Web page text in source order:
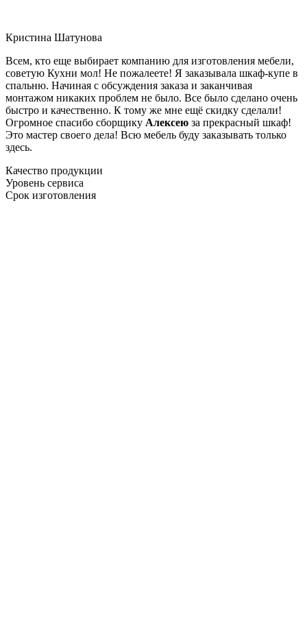
Кристина Шатунова
Всем, кто еще выбирает компанию для изготовления мебели,
советую Кухни мол! Не пожалеете! Я заказывала шкаф-купе в
спальню. Начиная с обсуждения заказа и заканчивая
монтажом никаких проблем не было. Все было сделано очень
быстро и качественно. К тому же мне ещё скидку сделали!
Огромное спасибо сборщику Алексею за прекрасный шкаф!
Это мастер своего дела! Всю мебель буду заказывать только
здесь.
Качество продукции
Уровень сервиса
Срок изготовления